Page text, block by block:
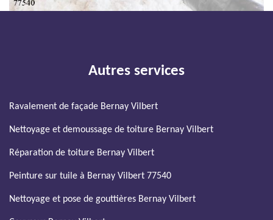
Autres services
Ravalement de façade Bernay Vilbert
Nettoyage et demoussage de toiture Bernay Vilbert
Réparation de toiture Bernay Vilbert
Peinture sur tuile à Bernay Vilbert 77540
Nettoyage et pose de gouttières Bernay Vilbert